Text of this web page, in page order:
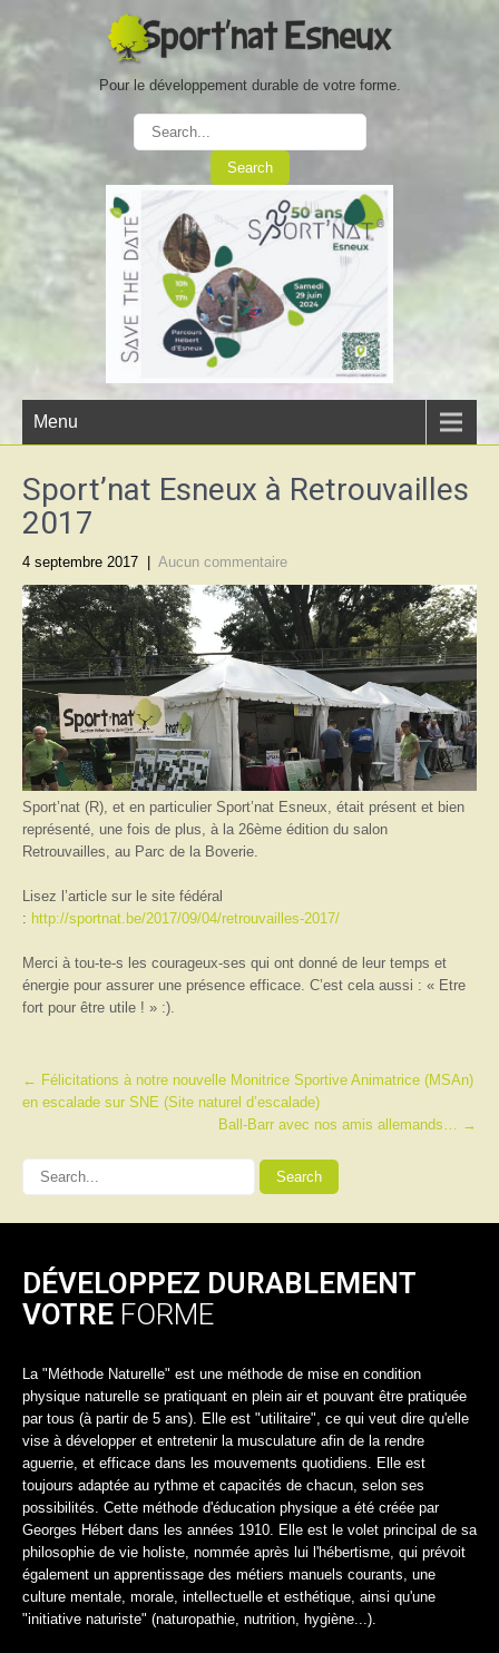
Pour le développement durable de votre forme.
Menu
Sport’nat Esneux à Retrouvailles
2017
4 septembre 2017 Aucun commentaire
Sport’nat (R), et en particulier Sport’nat Esneux, était présent et bien
représenté, une fois de plus, à la 26ème édition du salon
Retrouvailles, au Parc de la Boverie.
Lisez l’article sur le site fédéral
: http://sportnat.be/2017/09/04/retrouvailles-2017/
Merci à tou-te-s les courageux-ses qui ont donné de leur temps et
énergie pour assurer une présence efficace. C’est cela aussi : « Etre
fort pour être utile ! » :).
Post
navigation
← Félicitations à notre nouvelle Monitrice Sportive Animatrice (MSAn)
en escalade sur SNE (Site naturel d’escalade)
Ball-Barr avec nos amis allemands… →
DÉVELOPPEZ DURABLEMENT
VOTRE FORME
La "Méthode Naturelle" est une méthode de mise en condition
physique naturelle se pratiquant en plein air et pouvant être pratiquée
par tous (à partir de 5 ans). Elle est "utilitaire", ce qui veut dire qu'elle
vise à développer et entretenir la musculature afin de la rendre
aguerrie, et efficace dans les mouvements quotidiens. Elle est
toujours adaptée au rythme et capacités de chacun, selon ses
possibilités. Cette méthode d'éducation physique a été créée par
Georges Hébert dans les années 1910. Elle est le volet principal de sa
philosophie de vie holiste, nommée après lui l'hébertisme, qui prévoit
également un apprentissage des métiers manuels courants, une
culture mentale, morale, intellectuelle et esthétique, ainsi qu'une
"initiative naturiste" (naturopathie, nutrition, hygiène...).